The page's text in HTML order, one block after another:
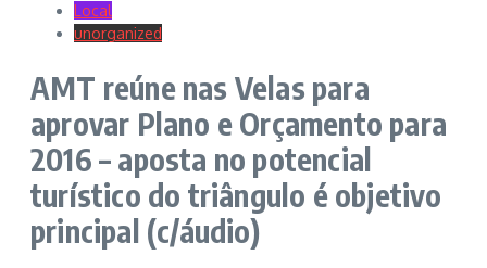
Local
unorganized
AMT reúne nas Velas para
aprovar Plano e Orçamento para
2016 – aposta no potencial
turístico do triângulo é objetivo
principal (c/áudio)